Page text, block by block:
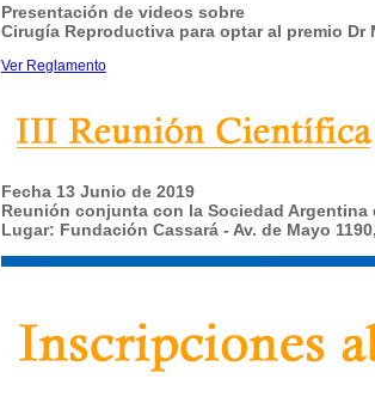
Presentación de videos sobre
Cirugía Reproductiva para optar al premio Dr
Ver Reglamento
Fecha 13 Junio de 2019
Reunión conjunta con la Sociedad Argentina
Lugar: Fundación Cassará - Av. de Mayo